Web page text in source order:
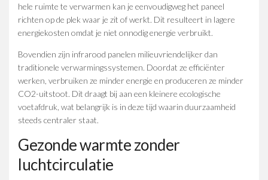
hele ruimte te verwarmen kan je eenvoudigweg het paneel
richten op de plek waar je zit of werkt. Dit resulteert in lagere
energiekosten omdat je niet onnodig energie verbruikt.
Bovendien zijn infrarood panelen milieuvriendelijker dan
traditionele verwarmingssystemen. Doordat ze efficiënter
werken, verbruiken ze minder energie en produceren ze minder
CO2-uitstoot. Dit draagt bij aan een kleinere ecologische
voetafdruk, wat belangrijk is in deze tijd waarin duurzaamheid
steeds centraler staat.
Gezonde warmte zonder
luchtcirculatie